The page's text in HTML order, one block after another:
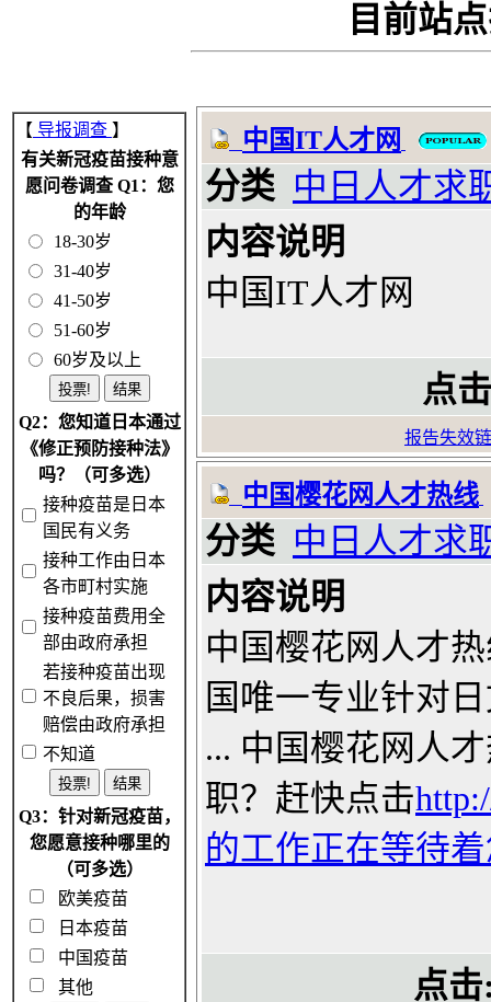
【 导报调查 】
有关新冠疫苗接种意
愿问卷调查 Q1：您
的年龄
18-30岁
31-40岁
41-50岁
51-60岁
60岁及以上
Q2：您知道日本通过
《修正预防接种法》
吗？（可多选）
接种疫苗是日本
国民有义务
接种工作由日本
各市町村实施
接种疫苗费用全
部由政府承担
若接种疫苗出现
不良后果，损害
赔偿由政府承担
不知道
Q3：针对新冠疫苗，
您愿意接种哪里的
（可多选）
欧美疫苗
日本疫苗
中国疫苗
其他
目前站
中国IT人才网
分类 中日人才求
内容说明
中国IT人才网
点
报告失效
中国樱花网人才热线
分类 中日人才求
内容说明
中国樱花网人才
国唯一专业针对
... 中国樱花网人
职？赶快点击
的工作正在等待
点